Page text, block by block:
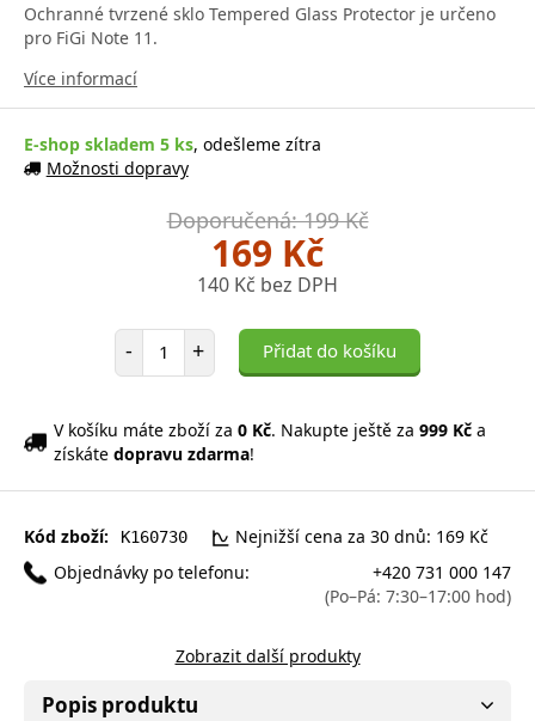
Ochranné tvrzené sklo Tempered Glass Protector je určeno
pro FiGi Note 11.
Více informací
E-shop skladem 5 ks, odešleme zítra
Možnosti dopravy
Doporučená: 199 Kč
169 Kč
140 Kč bez DPH
- Počet položek
+ Přidat do košíku
V košíku máte zboží za 0 Kč. Nakupte ještě za 999 Kč a
získáte dopravu zdarma!
Kód zboží: K160730
Nejnižší cena za 30 dnů: 169 Kč
Objednávky po telefonu:
+420 731 000 147
(Po–Pá: 7:30–17:00 hod)
Zobrazit další produkty
Popis produktu